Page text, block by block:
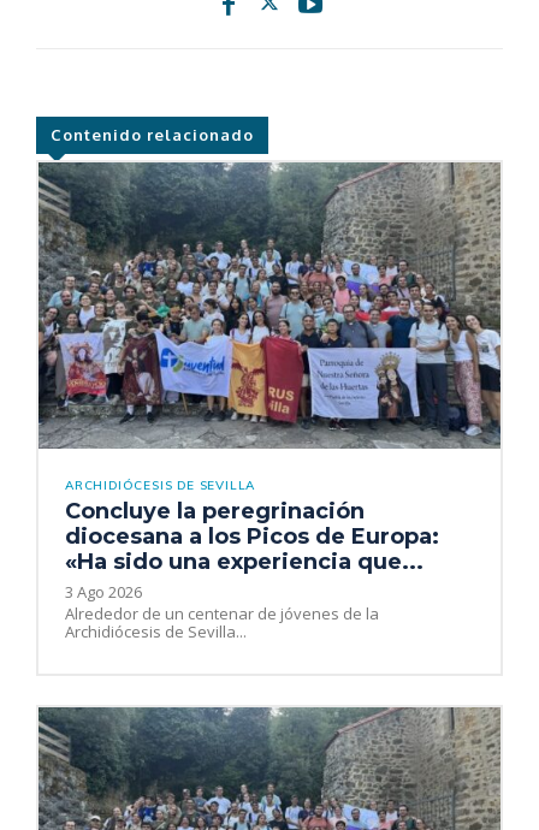
Contenido relacionado
ARCHIDIÓCESIS DE SEVILLA
Concluye la peregrinación
diocesana a los Picos de Europa:
«Ha sido una experiencia que...
3 Ago 2026
Alrededor de un centenar de jóvenes de la
Archidiócesis de Sevilla...